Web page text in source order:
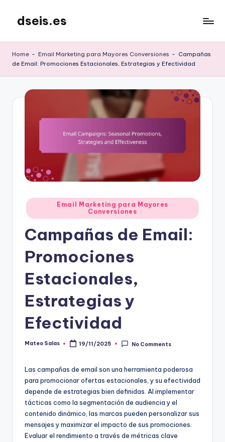
content
dseis.es
Home - Email Marketing para Mayores Conversiones - Campañas
de Email: Promociones Estacionales, Estrategias y Efectividad
Posted
in
Email Marketing para Mayores
Conversiones
Campañas de Email:
Promociones
Estacionales,
Estrategias y
Efectividad
Posted
Mateo Salas 19/11/2025 No Comments
Las campañas de email son una herramienta poderosa
para promocionar ofertas estacionales, y su efectividad
depende de estrategias bien definidas. Al implementar
tácticas como la segmentación de audiencia y el
contenido dinámico, las marcas pueden personalizar sus
mensajes y maximizar el impacto de sus promociones.
Evaluar el rendimiento a través de métricas clave